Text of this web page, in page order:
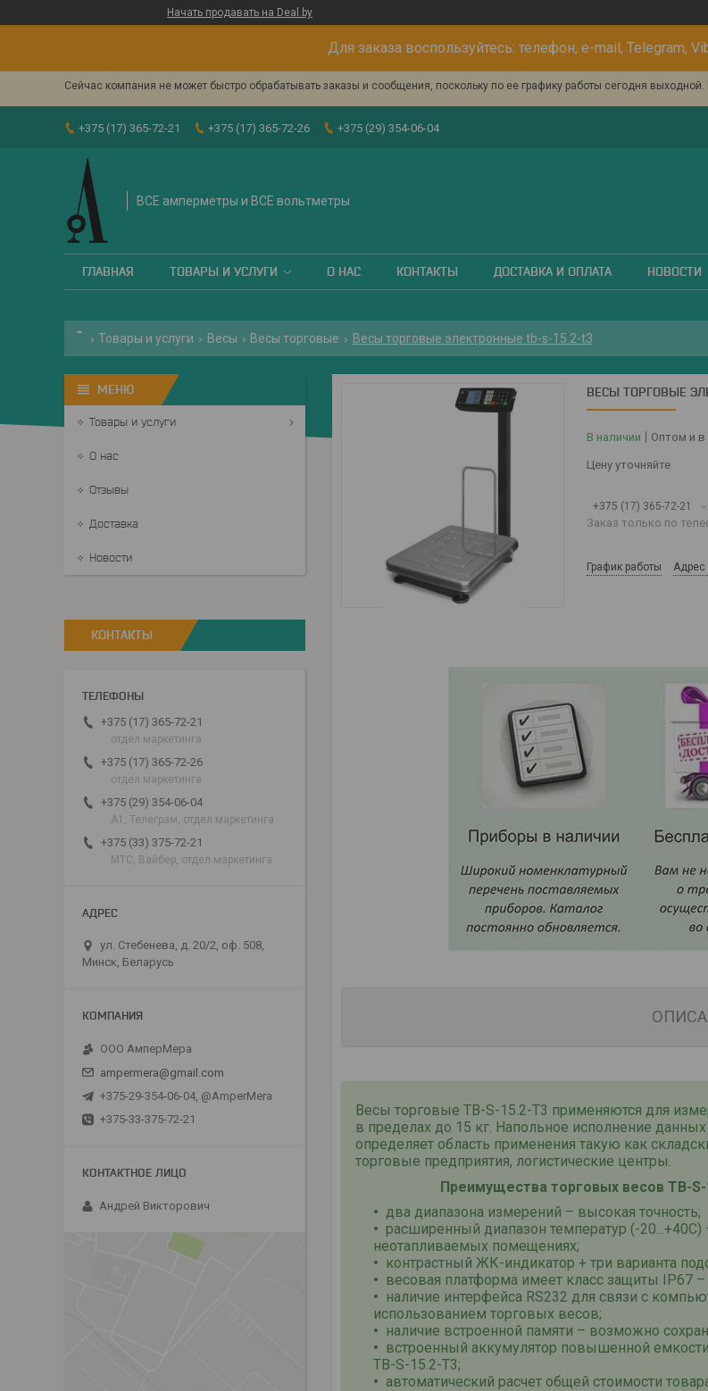
Начать продавать на Deal.by
Для заказа воспользуйтесь: телефон, e-mail, Telegram,
Сейчас компания не может быстро обрабатывать заказы и сообщения, поскольку по ее графику работы сегодня
+375 (17) 365-72-21 +375 (17) 365-72-26 +375 (29) 354-06-04
ВСЕ амперметры и ВСЕ вольтметры
ГЛАВНАЯ ТОВАРЫ И УСЛУГИ О НАС КОНТАКТЫ ДОСТАВКА И ОПЛАТА НОВОСТИ
Товары и услуги Весы Весы торговые Весы торговые электронные tb-s-15.2-t3
ВЕСЫ ТОРГОВЫЕ
В наличии Оптом и в
Цену уточняйте
+375 (17) 365-72-21
Заказ только по
График работы Адрес
Весы торговые ТВ-S-15.2-T3 применяются для
в пределах до 15 кг. Напольное исполнение
определяет область применения такую как
торговые предприятия, логистические центры.
Преимущества торговых весов ТВ-S-
два диапазона измерений – высокая точность;
расширенный диапазон температур (-
неотапливаемых помещениях;
контрастный ЖК-индикатор + три варианта
весовая платформа имеет класс защиты
наличие интерфейса RS232 для связи с
использованием торговых весов;
наличие встроенной памяти – возможно
встроенный аккумулятор повышенной
ТВ-S-15.2-T3;
автоматический расчет общей стоимости
Товары и услуги
О нас
Отзывы
Доставка
Новости
КОНТАКТЫ
+375 (17) 365-72-21
отдел маркетинга
+375 (17) 365-72-26
отдел маркетинга
+375 (29) 354-06-04
А1, Телеграм, отдел маркетинга
+375 (33) 375-72-21
МТС, Вайбер, отдел маркетинга
ул. Стебенева, д. 20/2, оф. 508,
Минск, Беларусь
ООО АмперМера
ampermera@gmail.com
+375-29-354-06-04, @AmperMera
+375-33-375-72-21
Андрей Викторович